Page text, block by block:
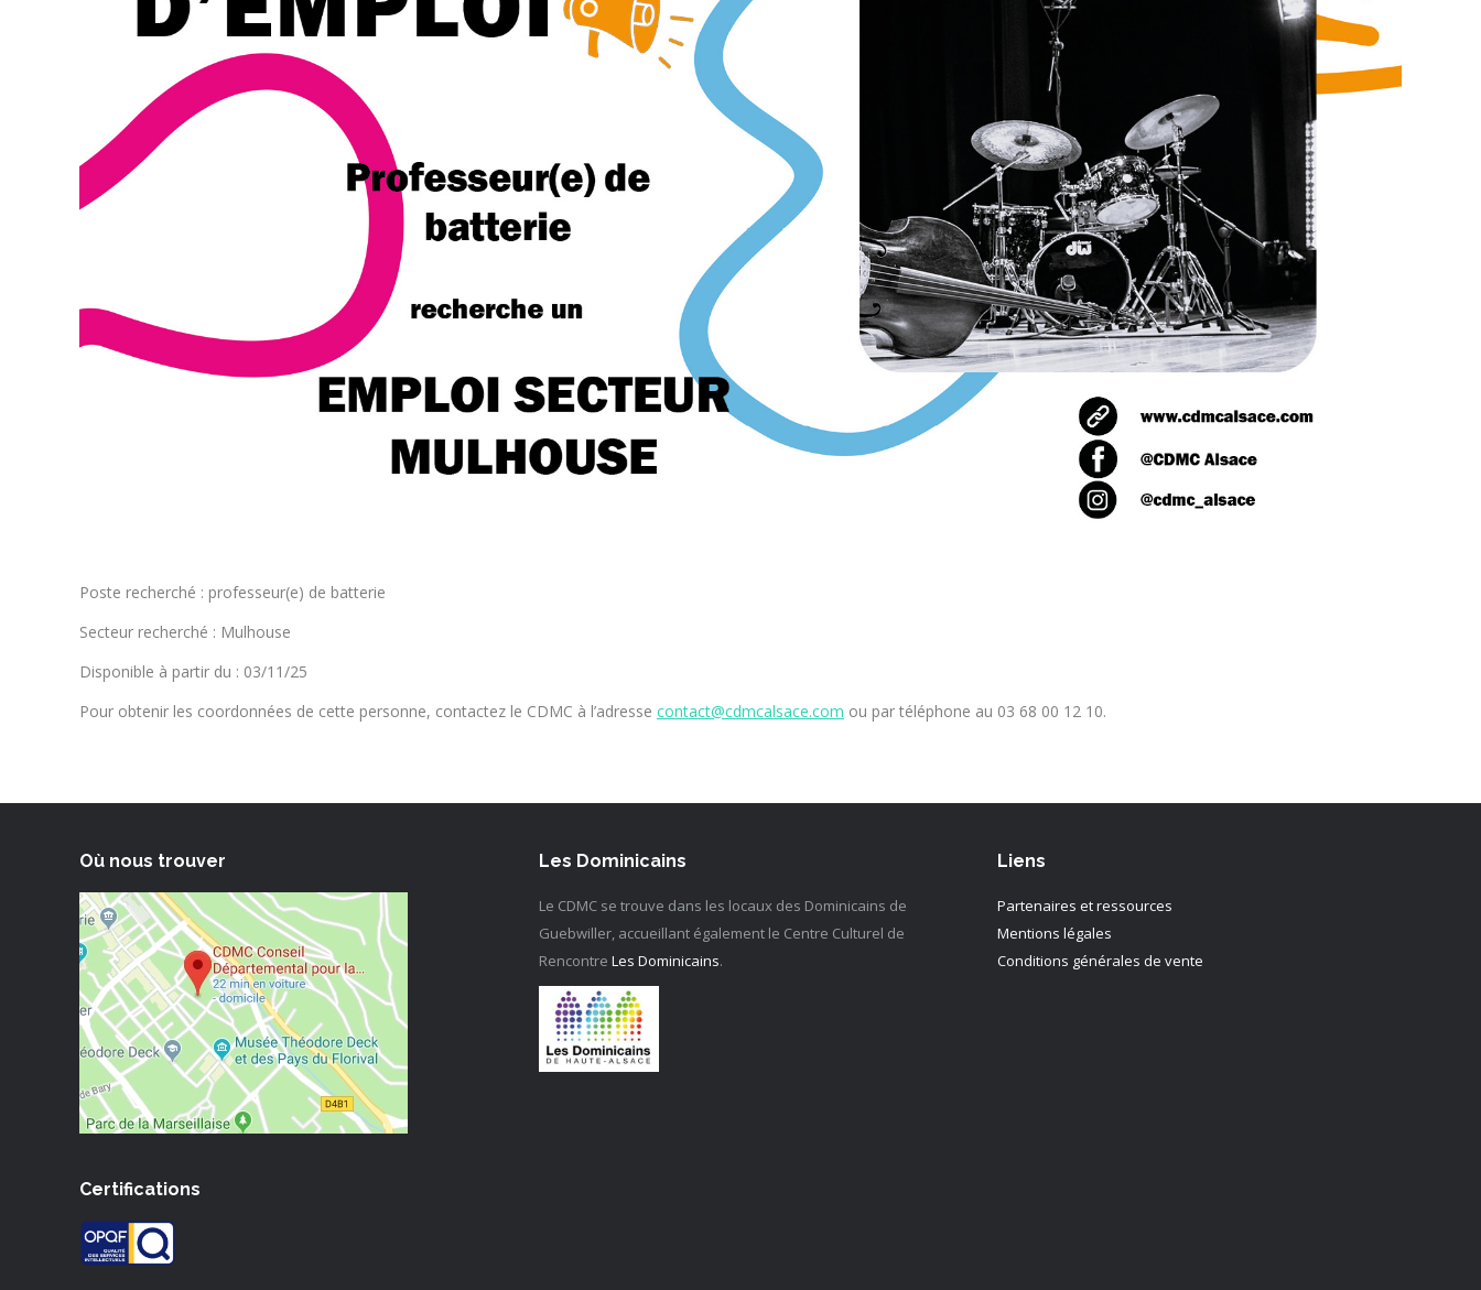
Poste recherché : professeur(e) de batterie
Secteur recherché : Mulhouse
Disponible à partir du : 03/11/25
Pour obtenir les coordonnées de cette personne, contactez le CDMC à l’adresse contact@cdmcalsace.com ou par téléphone au 03 68 00 12 10.
Où nous trouver Les Dominicains
Le CDMC se trouve dans les locaux des Dominicains de
Guebwiller, accueillant également le Centre Culturel de
Rencontre Les Dominicains.
Liens
Partenaires et ressources
Mentions légales
Conditions générales de vente
Certifications